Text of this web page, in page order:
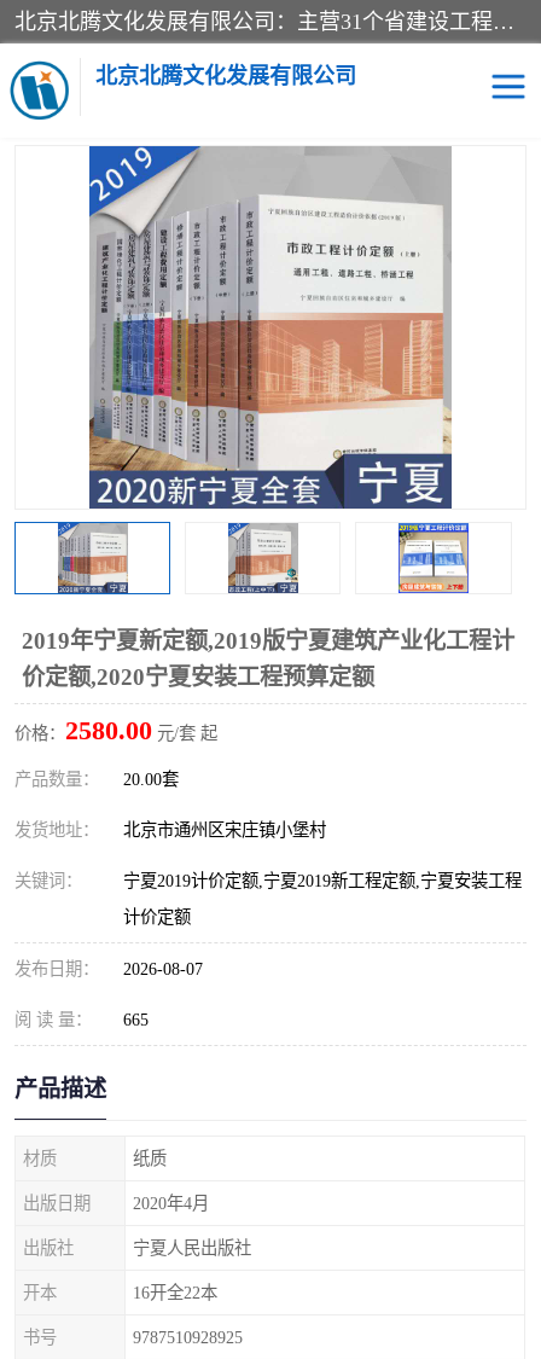
北京北腾文化发展有限公司：主营31个省建设工程预算书,工程预算软件,工程计价依据,工程造价定额,工程量清单计价定额,建设工程量消耗量定额,各行业工程预算定额,铁路定额,电力定额,矿山定额,*,黄金定额,钢铁企业检修定额,中石化安装检修定额,煤矿图书,医院书籍等.诚信的经营，在发展的同时公司不忘不断总结不断优化为客户的服务，和一如既往的热情赢得了新老客户的极高评价及青睐。
北京北腾文化发展有限公司
当前位置：首页>供应商机>宁夏建设工程计价定额> 2019年宁夏
新定额,2019版宁夏建筑产业化工程计价定额,2020宁夏安装工程预算
定额
2019年宁夏新定额,2019版宁夏建筑产业化工程计
价定额,2020宁夏安装工程预算定额
价格： 2580.00 元/套 起
产品数量： 20.00套
发货地址： 北京市通州区宋庄镇小堡村
关键词：
宁夏2019计价定额,宁夏2019新工程定额,宁夏安装工程
计价定额
发布日期： 2026-08-07
阅 读 量： 665
产品描述
材质 纸质
出版日期 2020年4月
出版社 宁夏人民出版社
开本 16开全22本
书号 9787510928925
医院图书 预算定额
电力图书 煤矿图书
标准图书 铁路建设工程预算定额
电力行业工程预算定额 石油化工安装预算定额
新石油化工检修定额 石油化工概算定额数据
石油建设安装工程预算定 长输管道工程检修维修预
山东省工程预算定额
电网技改,拆除,检修定额 炼油化工计价依据定额
信息通信建设工程预算定
额
火力发电机组检修定额
湖北建设工程消耗量定额
冶金工业建设工程预算定
额
电子工程概预算定额
疏浚工程预算定额
吉林建设工程计价定额
福建建设工程预算定额
江西省建筑工程预算定额